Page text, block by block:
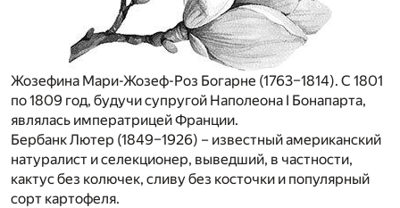
Жозефина Мари-Жозеф-Роз Богарне (1763–1814). С 1801
по 1809 год, будучи супругой Наполеона I Бонапарта,
являлась императрицей Франции.
Бербанк Лютер (1849–1926) – известный американский
натуралист и селекционер, выведший, в частности,
кактус без колючек, сливу без косточки и популярный
сорт картофеля.